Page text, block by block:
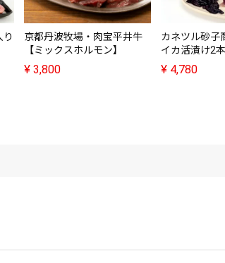
京都丹波牧場・肉宝平井牛
【ミックスホルモン】
¥ 3,800
カネツル砂子
イカ活漬け2本
¥ 4,780